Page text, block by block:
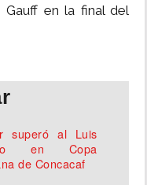
en la final del
superó al Luis
en Copa
de Concacaf